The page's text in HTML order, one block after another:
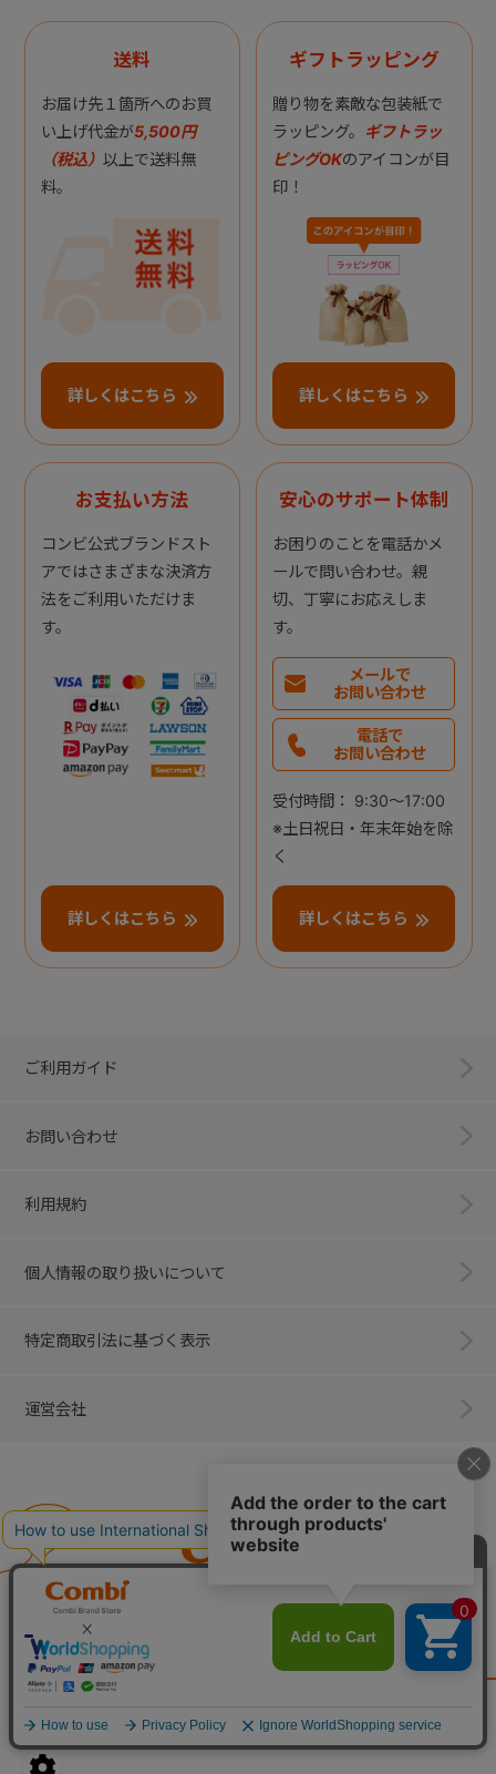
送料
お届け先１箇所へのお買
い上げ代金が5,500円
（税込） 以上で送料無
料。
詳しくはこちら
ギフトラッピング
贈り物を素敵な包装紙で
ラッピング。 ギフトラッ
ピングOKのアイコンが目
印！
詳しくはこちら
お支払い方法
コンビ公式ブランドスト
アではさまざまな決済方
法をご利用いただけま
す。
詳しくはこちら
安心のサポート体制
お困りのことを電話かメ
ールで問い合わせ。親
切、丁寧にお応えしま
す。
メールで
お問い合わせ
電話で
お問い合わせ
受付時間： 9:30～17:00
※土日祝日・年末年始を除
く
詳しくはこちら
ご利用ガイド
お問い合わせ
利用規約
個人情報の取り扱いについて
特定商取引法に基づく表示
運営会社
子育てに、イノベーションを。
ベビー用品のコンビ株式会社
All Right Reserved. Copyright © Combi Corporation.